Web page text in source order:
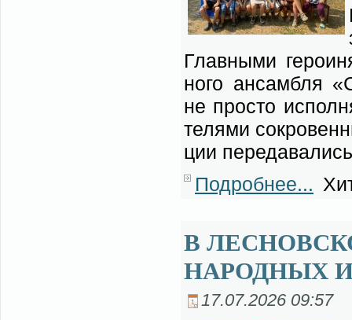
Глав­ны­ми
но­го ан­сам­бля
не про­сто
те­ля­ми
ции
Подробнее...
В
НАРОДНЫХ
17.07.2026 09:57